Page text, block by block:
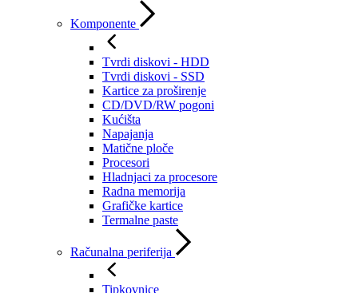
Komponente
Tvrdi diskovi - HDD
Tvrdi diskovi - SSD
Kartice za proširenje
CD/DVD/RW pogoni
Kućišta
Napajanja
Matične ploče
Procesori
Hladnjaci za procesore
Radna memorija
Grafičke kartice
Termalne paste
Računalna periferija
Tipkovnice